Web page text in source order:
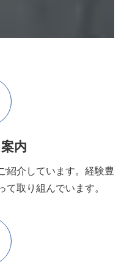
内
紹介しています。経験豊
取り組んでいます。